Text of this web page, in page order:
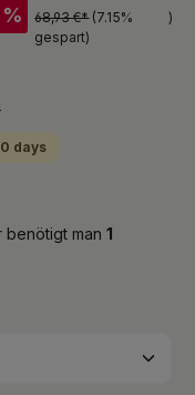
% 68,93 €* (7.15%
gespart)
)
days
benötigt man 1